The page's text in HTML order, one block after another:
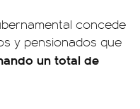
concede
y pensionados que
un total de